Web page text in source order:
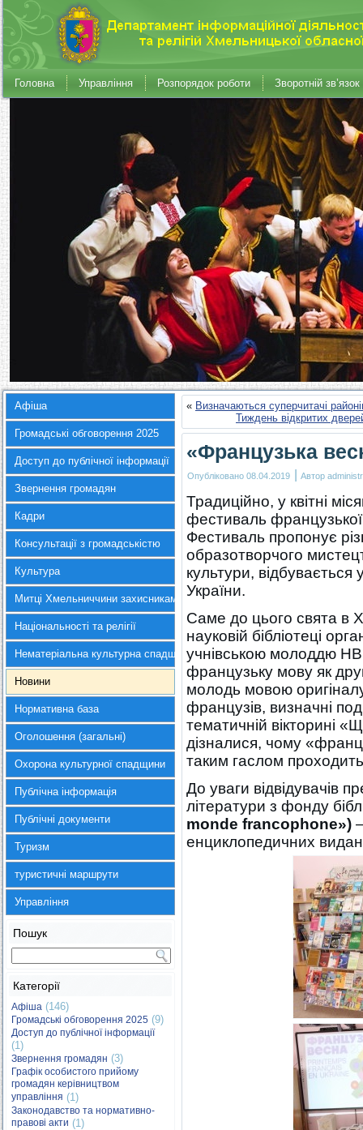
Головна Управління Розпорядок роботи Зворотній зв’язок
Афіша
Громадські обговорення 2025
Доступ до публічної інформації
Звернення громадян
Кадри
Консультації з громадськістю
Культура
Митці Хмельниччини захисникам України
Національності та релігії
Нематеріальна культурна спадщина
Новини
Нормативна база
Оголошення (загальні)
Охорона культурної спадщини
Публічна інформація
Публічні документи
Туризм
туристичні маршрути
Управління
Пошук
Категорії
Афіша (146)
Громадські обговорення 2025 (9)
Доступ до публічної інформації
(1)
Звернення громадян (3)
Графік особистого прийому
громадян керівництвом
управління (1)
Законодавство та нормативно-
правові акти (1)
« Визначаються суперчитачі
Тиждень відкритих
«Французька
Опубліковано 08.04.2019 | Автор
Традиційно, у квітні
фестиваль
Фестиваль пропонує
образотворчого
культури, відбувається
України.
Саме до цього свята в
науковій бібліотеці
учнівською молоддю
французьку мову як
молодь мовою
французів, визначні
тематичній вікторині
дізналися, чому
таким гаслом
До уваги відвідувачів
літератури з фонду
monde francophone»)
енциклопедичних